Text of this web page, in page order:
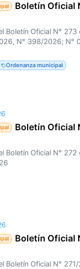
Boletín Oficial
Boletín Oficial N° 273
N° 398/2026; N°
Ordenanza municipal
Boletín Oficial
Boletín Oficial N° 272
Boletín Oficial
Boletín Oficial N°